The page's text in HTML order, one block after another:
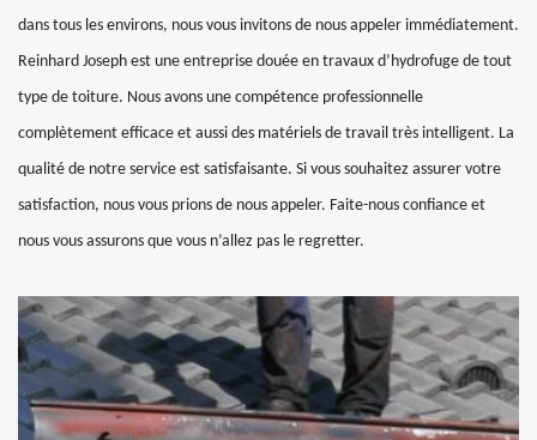
dans tous les environs, nous vous invitons de nous appeler immédiatement.
Reinhard Joseph est une entreprise douée en travaux d’hydrofuge de tout
type de toiture. Nous avons une compétence professionnelle
complètement efficace et aussi des matériels de travail très intelligent. La
qualité de notre service est satisfaisante. Si vous souhaitez assurer votre
satisfaction, nous vous prions de nous appeler. Faite-nous confiance et
nous vous assurons que vous n’allez pas le regretter.